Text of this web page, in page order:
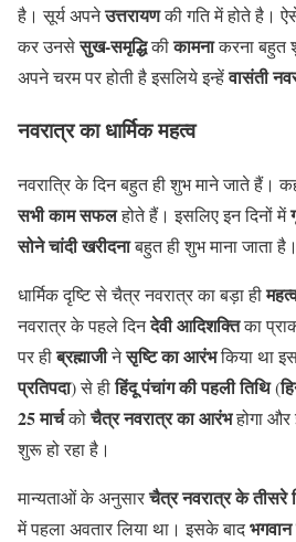
है। सूर्य अपनेउत्तरायणकी गति में होते है।
कर उनसेसुख-समृद्धिकीकामनाकरना बहुत
अपने चरम पर होती है इसलिये इन्हेंवासंती
नवरात्र का धार्मिक महत्व
नवरात्रि के दिन बहुत ही शुभ माने जाते हैं।
सभी काम सफलहोते हैं। इसलिए इन दिनों में
सोने चांदी खरीदनाबहुत ही शुभ माना जाता है।
धार्मिक दृष्टि से चैत्र नवरात्र का बड़ा ही
नवरात्र के पहले दिनदेवी आदिशक्तिका
पर हीब्रह्माजीनेसृष्टि का आरंभकिया था
प्रतिपदा) से हीहिंदू पंचांग की पहली तिथि(
25 मार्चकोचैत्र नवरात्र का आरंभहोगा और
शुरू हो रहा है।
मान्यताओं के अनुसारचैत्र नवरात्र के तीसरे
में पहला अवतार लिया था। इसके बाद